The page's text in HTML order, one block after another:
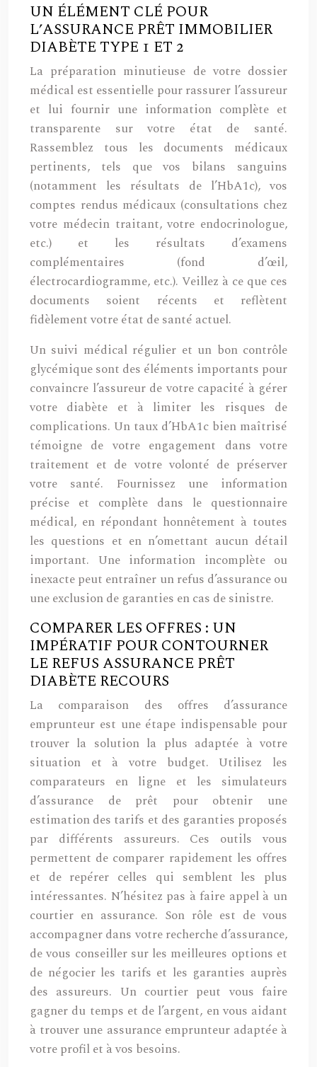
UN ÉLÉMENT CLÉ POUR
L’ASSURANCE PRÊT IMMOBILIER
DIABÈTE TYPE 1 ET 2
La préparation minutieuse de votre dossier
médical est essentielle pour rassurer l’assureur
et lui fournir une information complète et
transparente sur votre état de santé.
Rassemblez tous les documents médicaux
pertinents, tels que vos bilans sanguins
(notamment les résultats de l’HbA1c), vos
comptes rendus médicaux (consultations chez
votre médecin traitant, votre endocrinologue,
etc.) et les résultats d’examens
complémentaires (fond d’œil,
électrocardiogramme, etc.). Veillez à ce que ces
documents soient récents et reflètent
fidèlement votre état de santé actuel.
Un suivi médical régulier et un bon contrôle
glycémique sont des éléments importants pour
convaincre l’assureur de votre capacité à gérer
votre diabète et à limiter les risques de
complications. Un taux d’HbA1c bien maîtrisé
témoigne de votre engagement dans votre
traitement et de votre volonté de préserver
votre santé. Fournissez une information
précise et complète dans le questionnaire
médical, en répondant honnêtement à toutes
les questions et en n’omettant aucun détail
important. Une information incomplète ou
inexacte peut entraîner un refus d’assurance ou
une exclusion de garanties en cas de sinistre.
COMPARER LES OFFRES : UN
IMPÉRATIF POUR CONTOURNER
LE REFUS ASSURANCE PRÊT
DIABÈTE RECOURS
La comparaison des offres d’assurance
emprunteur est une étape indispensable pour
trouver la solution la plus adaptée à votre
situation et à votre budget. Utilisez les
comparateurs en ligne et les simulateurs
d’assurance de prêt pour obtenir une
estimation des tarifs et des garanties proposés
par différents assureurs. Ces outils vous
permettent de comparer rapidement les offres
et de repérer celles qui semblent les plus
intéressantes. N’hésitez pas à faire appel à un
courtier en assurance. Son rôle est de vous
accompagner dans votre recherche d’assurance,
de vous conseiller sur les meilleures options et
de négocier les tarifs et les garanties auprès
des assureurs. Un courtier peut vous faire
gagner du temps et de l’argent, en vous aidant
à trouver une assurance emprunteur adaptée à
votre profil et à vos besoins.